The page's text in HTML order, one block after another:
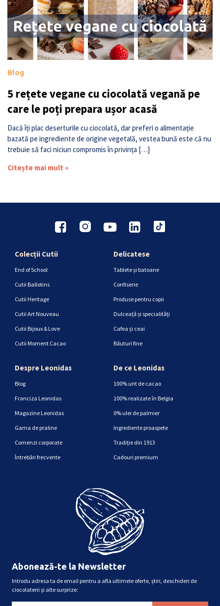
Blog
5 rețete vegane cu ciocolată vegană pe
care le poți prepara ușor acasă
Dacă îți plac deserturile cu ciocolată, dar preferi o alimentație
bazată pe ingrediente de origine vegetală, vestea bună este că nu
trebuie să faci niciun compromis în privința […]
Citește mai mult »
Colecții Cutii
End of School
Cutii Ballotins
Cutii Heritage
Cutii Art Nouveau
Cutii Bijoux & Love
Cutii Moment Cacao
Delicatese
Tablete și batoane
Confiserie
Produse pentru copii
Dulceață și specialități
Cafea și ceai
Băuturi fine
Despre Leonidas
Blog
Franciza Leonidas
Magazine Leonidas
Gama de praline
Comenzi corporate
Întrebări frecvente
De ce Leonidas
100% unt de cacao
100% realizate în Belgia
0% ulei de palmier
Ingrediente proaspete
Tradiție din 1913
Cadouri premium
Abonează-te la Newsletter
Introdu adresa ta de email pentru a afla ultimele oferte, știri, deschideri de
ciocolaterii și alte surprize: